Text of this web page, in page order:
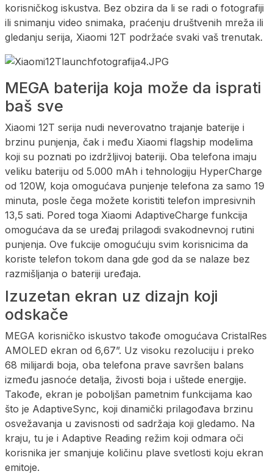
korisničkog iskustva. Bez obzira da li se radi o fotografiji
ili snimanju video snimaka, praćenju društvenih mreža ili
gledanju serija, Xiaomi 12T podržaće svaki vaš trenutak.
MEGA baterija koja može da isprati
baš sve
Xiaomi 12T serija nudi neverovatno trajanje baterije i
brzinu punjenja, čak i među Xiaomi flagship modelima
koji su poznati po izdržljivoj bateriji. Oba telefona imaju
veliku bateriju od 5.000 mAh i tehnologiju HyperCharge
od 120W, koja omogućava punjenje telefona za samo 19
minuta, posle čega možete koristiti telefon impresivnih
13,5 sati. Pored toga Xiaomi AdaptiveCharge funkcija
omogućava da se uređaj prilagodi svakodnevnoj rutini
punjenja. Ove fukcije omogućuju svim korisnicima da
koriste telefon tokom dana gde god da se nalaze bez
razmišljanja o bateriji uređaja.
Izuzetan ekran uz dizajn koji
odskače
MEGA korisničko iskustvo takođe omogućava CristalRes
AMOLED ekran od 6,67”. Uz visoku rezoluciju i preko
68 milijardi boja, oba telefona prave savršen balans
između jasnoće detalja, živosti boja i uštede energije.
Takođe, ekran je poboljšan pametnim funkcijama kao
što je AdaptiveSync, koji dinamički prilagođava brzinu
osvežavanja u zavisnosti od sadržaja koji gledamo. Na
kraju, tu je i Adaptive Reading režim koji odmara oči
korisnika jer smanjuje količinu plave svetlosti koju ekran
emitoje.